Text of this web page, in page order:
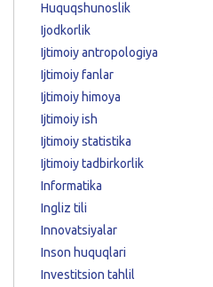
Huquqshunoslik
Ijodkorlik
Ijtimoiy antropologiya
Ijtimoiy fanlar
Ijtimoiy himoya
Ijtimoiy ish
Ijtimoiy statistika
Ijtimoiy tadbirkorlik
Informatika
Ingliz tili
Innovatsiyalar
Inson huquqlari
Investitsion tahlil